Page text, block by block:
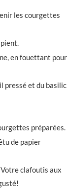
les courgettes
en fouettant pour
pressé et du basilic
préparées.
de papier
clafoutis aux